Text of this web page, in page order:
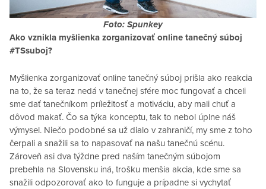
Foto: Spunkey
Ako vznikla myšlienka zorganizovať online tanečný súboj
#TSsuboj?
Myšlienka zorganizovať online tanečný súboj prišla ako reakcia
na to, že sa teraz nedá v tanečnej sfére moc fungovať a chceli
sme dať tanečníkom príležitosť a motiváciu, aby mali chuť a
dôvod makať. Čo sa týka konceptu, tak to nebol úplne náš
výmysel. Niečo podobné sa už dialo v zahraničí, my sme z toho
čerpali a snažili sa to napasovať na našu tanečnú scénu.
Zároveň asi dva týždne pred naším tanečným súbojom
prebehla na Slovensku iná, trošku menšia akcia, kde sme sa
snažili odpozorovať ako to funguje a prípadne si vychytať